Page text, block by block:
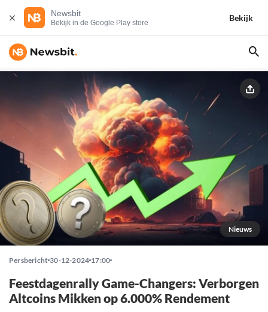
Newsbit
Bekijk in de Google Play store
Bekijk
Nieuws
Persbericht 30-12-2024 17:00
Feestdagenrally Game-Changers: Verborgen
Altcoins Mikken op 6.000% Rendement